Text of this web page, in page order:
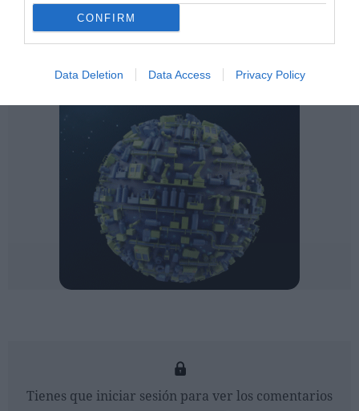
CONFIRM
Data Deletion Data Access Privacy Policy
Tienes que iniciar sesión para ver los comentarios